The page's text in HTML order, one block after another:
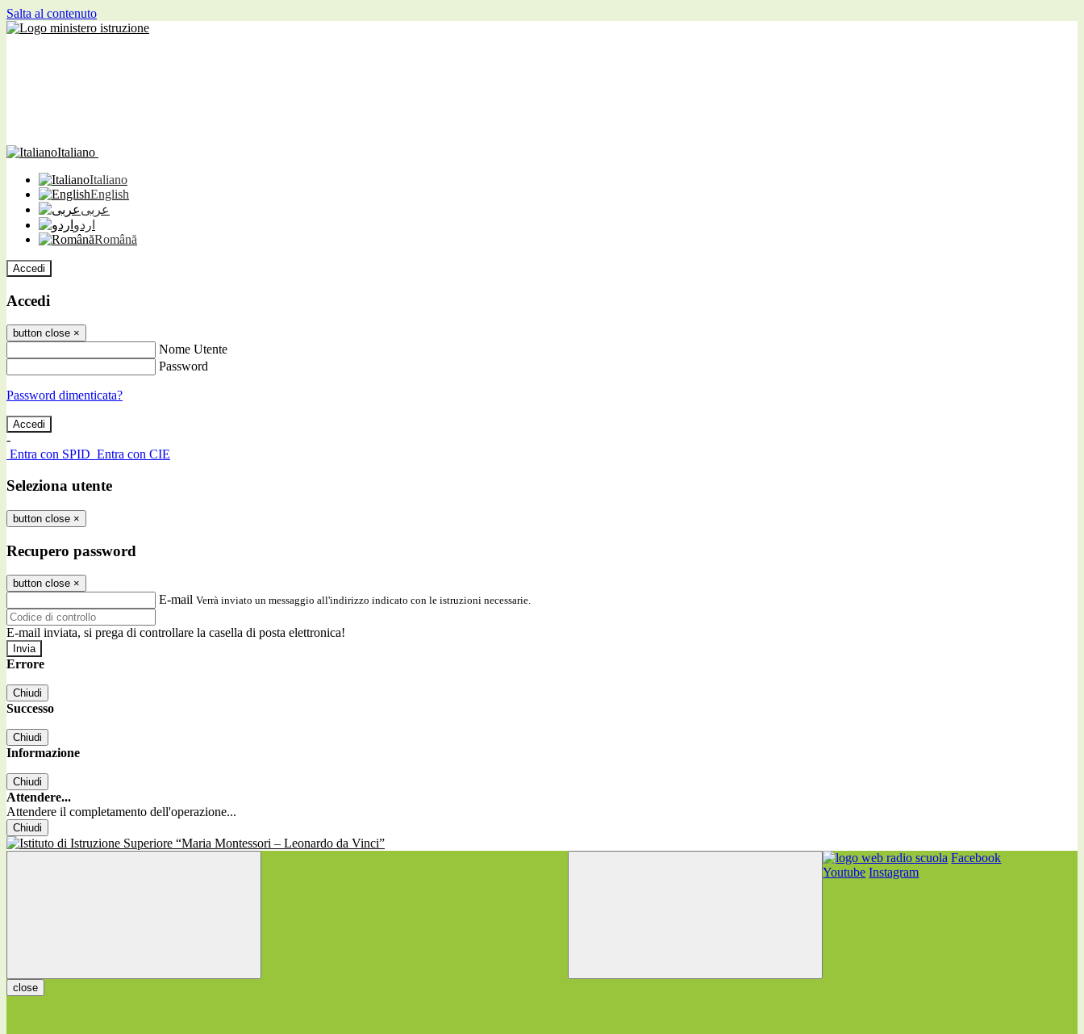
Salta al contenuto
Italiano
Italiano
English
عربى
اردو
Română
Accedi
Accedi
button close ×
Nome Utente
Password
Password dimenticata?
-
Entra con SPID Entra con CIE
Seleziona utente
button close ×
Recupero password
button close ×
E-mail Verrà inviato un messaggio all'indirizzo indicato con le istruzioni necessarie.
E-mail inviata, si prega di controllare la casella di posta elettronica!
Errore
Chiudi
Successo
Chiudi
Informazione
Chiudi
Attendere...
Attendere il completamento dell'operazione...
Chiudi
Facebook
Youtube Instagram
close